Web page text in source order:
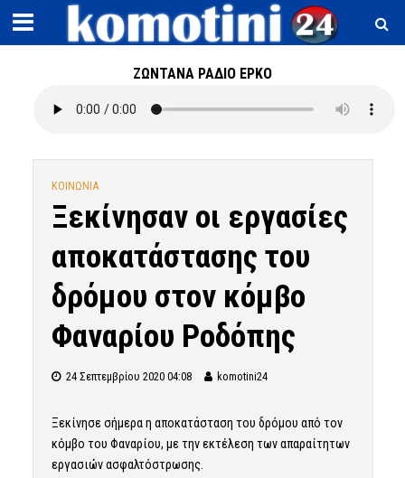
ΖΩΝΤΑΝΑ ΡΑΔΙΟ ΕΡΚΟ
ΚΟΙΝΩΝΙΑ
Ξεκίνησαν οι εργασίες
αποκατάστασης του
δρόμου στον κόμβο
Φαναρίου Ροδόπης
24 Σεπτεμβρίου 2020 04:08 komotini24
Ξεκίνησε σήμερα η αποκατάσταση του δρόμου από τον
κόμβο του Φαναρίου, με την εκτέλεση των απαραίτητων
εργασιών ασφαλτόστρωσης.